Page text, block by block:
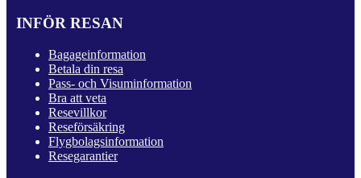
INFÖR RESAN
Bagageinformation
Betala din resa
Pass- och Visuminformation
Bra att veta
Resevillkor
Reseförsäkring
Flygbolagsinformation
Resegarantier